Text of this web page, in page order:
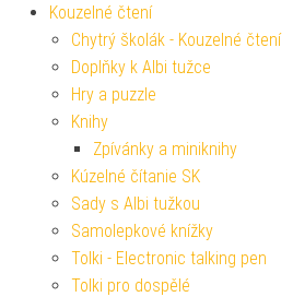
Kouzelné čtení
Chytrý školák - Kouzelné čtení
Doplňky k Albi tužce
Hry a puzzle
Knihy
Zpívánky a miniknihy
Kúzelné čítanie SK
Sady s Albi tužkou
Samolepkové knížky
Tolki - Electronic talking pen
Tolki pro dospělé